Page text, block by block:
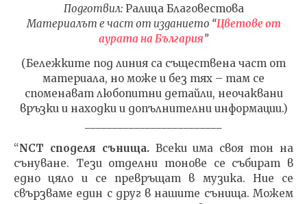
Подготвил:Ралица Благовестова
Материалът е част от изданието “Цветове от
аурата на България”
(Бележките под линия са съществена част от
материала, но може и без тях – там се
споменават любопитни детайли, неочаквани
връзки и находки и допълнителни информации.)
“NCT споделя сънища.Всеки има своя тон на
сънуване. Тези отделни тонове се събират в
едно цяло и се превръщат в музика. Ние се
свързваме един с друг в нашите сънища. Можем